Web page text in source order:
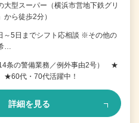
大型スーパー（横浜市営地下鉄グリ
ら徒歩2分）
5日までシフト応相談 ※その他の
…
条の警備業務／例外事由2号） ★
代・70代活躍中！
詳細を見る